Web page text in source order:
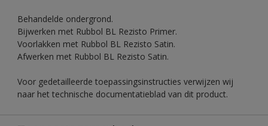
Behandelde ondergrond.
Bijwerken met Rubbol BL Rezisto Primer.
Voorlakken met Rubbol BL Rezisto Satin.
Afwerken met Rubbol BL Rezisto Satin.
Voor gedetailleerde toepassingsinstructies verwijzen wij
naar het technische documentatieblad van dit product.